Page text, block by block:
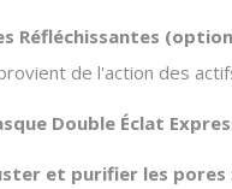
Réfléchissantes
de l'action des
Double Éclat
et purifier les pores